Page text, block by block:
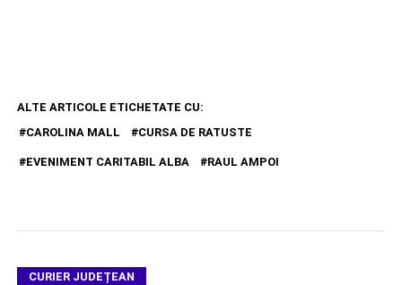
ALTE ARTICOLE ETICHETATE CU:
CAROLINA MALL
CURSA DE RATUSTE
EVENIMENT CARITABIL ALBA RAUL AMPOI
CURIER JUDEȚEAN